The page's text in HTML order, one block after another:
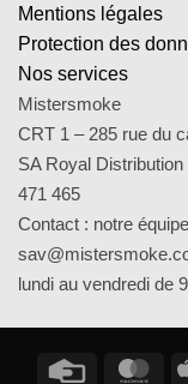
Mentions légales
Protection des
Nos services
Mistersmoke
CRT 1 – 285 rue du
SA Royal
471 465
Contact : notre
lundi au vendredi de
Credit